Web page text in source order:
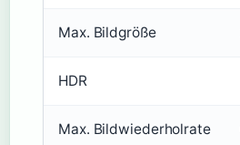
Max. Bildgröße
HDR
Max. Bildwiederholrate